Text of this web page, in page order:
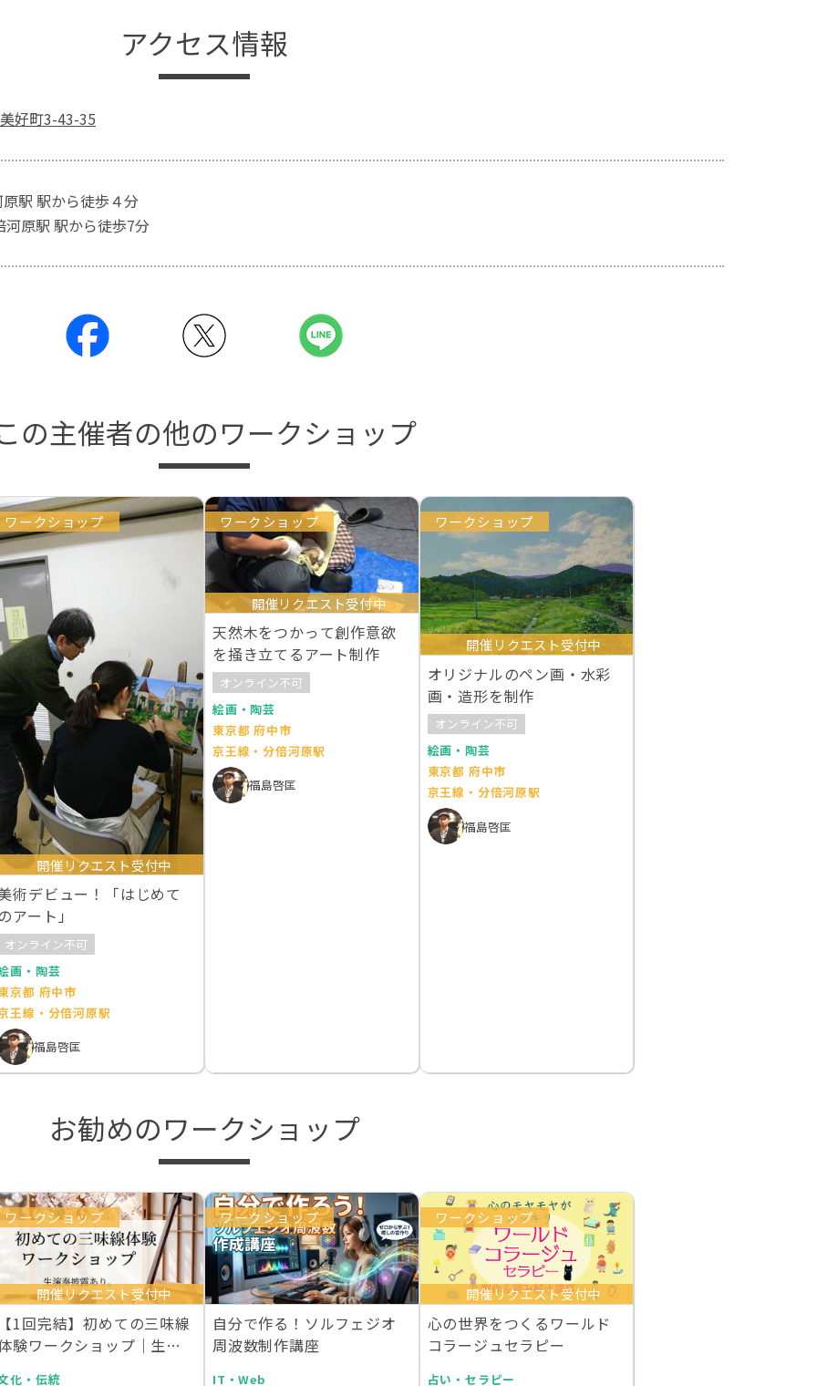
アクセス情報
好町3-43-35
駅 駅から徒歩４分
河原駅 駅から徒歩7分
の主催者の他のワークショップ
ワークショップ
開催リクエスト受付中
術デビュー！「はじめて
のアート」
オンライン不可
画・陶芸
京都 府中市
王線・分倍河原駅
福島啓匡
ワークショップ
開催リクエスト受付中
天然木をつかって創作意欲
を掻き立てるアート制作
オンライン不可
絵画・陶芸
東京都 府中市
京王線・分倍河原駅
福島啓匡
ワークショップ
開催リクエスト受付中
オリジナルのペン画・水彩
画・造形を制作
オンライン不可
絵画・陶芸
東京都 府中市
京王線・分倍河原駅
福島啓匡
お勧めのワークショップ
ワークショップ
開催リクエスト受付中
【1回完結】初めての三味線
験ワークショップ｜生演
化・伝統
ワークショップ
自分で作る！ソルフェジオ
周波数制作講座
IT・Web
ワークショップ
開催リクエスト受付中
心の世界をつくるワールド
コラージュセラピー
占い・セラピー